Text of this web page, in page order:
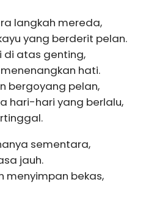
langkah mereda,
yang berderit pelan.
di atas genting,
hati.
bergoyang pelan,
hari-hari yang berlalu,
sementara,
jauh.
menyimpan bekas,